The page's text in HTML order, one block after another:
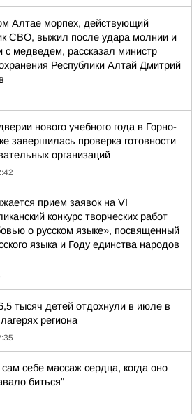
Алтае морпех, действующий
СВО, выжил после удара молнии и
с медведем, рассказал министр
Республики Алтай Дмитрий
нового учебного года в Горно-
завершилась проверка готовности
организаций
прием заявок на VI
конкурс творческих работ
о русском языке», посвященный
языка и Году единства народов
тысяч детей отдохнули в июле в
региона
себе массаж сердца, когда оно
биться"